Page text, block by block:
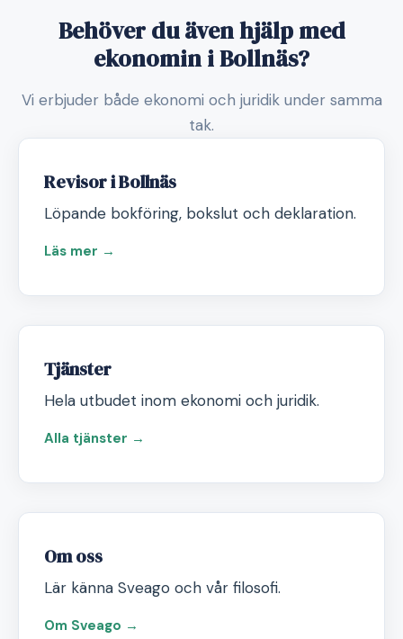
Behöver du även hjälp med
ekonomin i Bollnäs?
Vi erbjuder både ekonomi och juridik under samma
tak.
Revisor i Bollnäs
Löpande bokföring, bokslut och deklaration.
Läs mer →
Tjänster
Hela utbudet inom ekonomi och juridik.
Alla tjänster →
Om oss
Lär känna Sveago och vår filosofi.
Om Sveago →